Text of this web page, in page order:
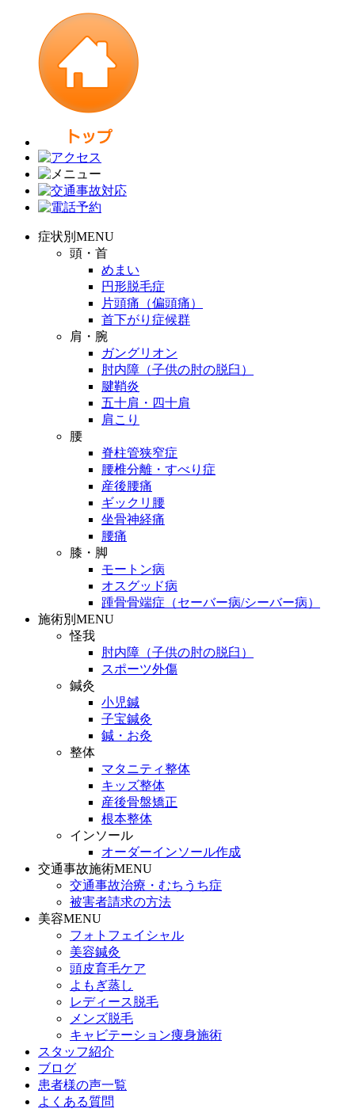
症状別MENU
頭・首
めまい
円形脱毛症
片頭痛（偏頭痛）
首下がり症候群
肩・腕
ガングリオン
肘内障（子供の肘の脱臼）
腱鞘炎
五十肩・四十肩
肩こり
腰
脊柱管狭窄症
腰椎分離・すべり症
産後腰痛
ギックリ腰
坐骨神経痛
腰痛
膝・脚
モートン病
オスグッド病
踵骨骨端症（セーバー病/シーバー病）
施術別MENU
怪我
肘内障（子供の肘の脱臼）
スポーツ外傷
鍼灸
小児鍼
子宝鍼灸
鍼・お灸
整体
マタニティ整体
キッズ整体
産後骨盤矯正
根本整体
インソール
オーダーインソール作成
交通事故施術MENU
交通事故治療・むちうち症
被害者請求の方法
美容MENU
フォトフェイシャル
美容鍼灸
頭皮育毛ケア
よもぎ蒸し
レディース脱毛
メンズ脱毛
キャビテーション痩身施術
スタッフ紹介
ブログ
患者様の声一覧
よくある質問